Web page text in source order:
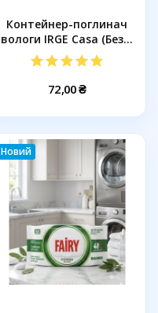
Контейнер-поглинач
вологи IRGE Casa (Без...
72,00 ₴
Новий